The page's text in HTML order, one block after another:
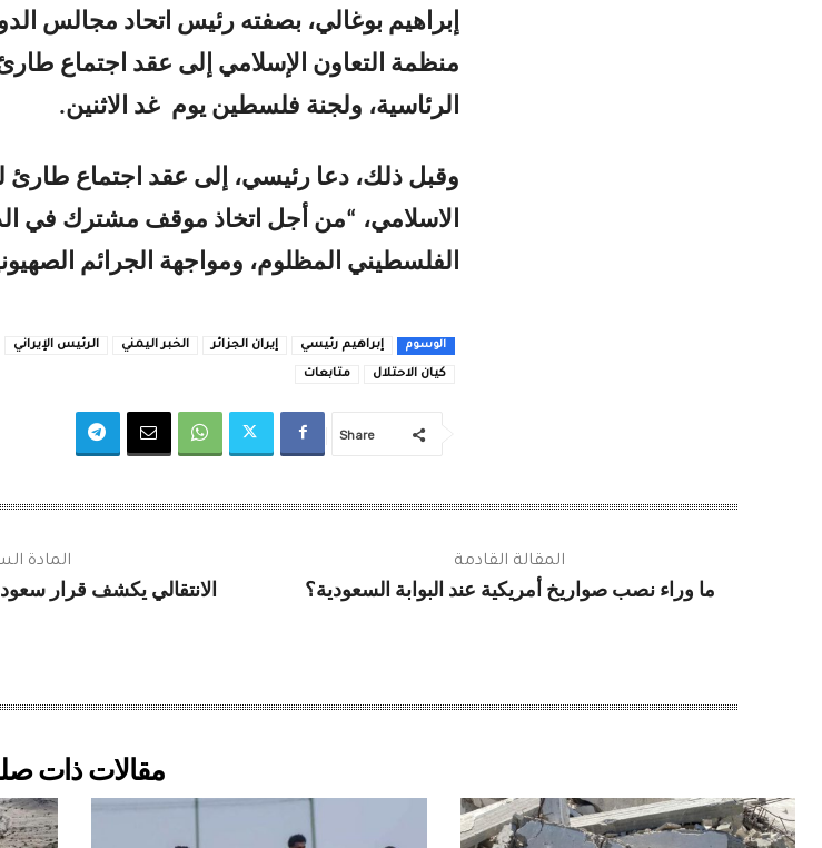
إبراهيم بوغالي، بصفته رئيس اتحاد مجالس
منظمة التعاون الإسلامي إلى عقد اجتماع طارئ
الرئاسية، ولجنة فلسطين يوم غد الاثنين.
وقبل ذلك، دعا رئيسي، إلى عقد اجتماع طارئ
الاسلامي، “من أجل اتخاذ موقف مشترك في
الفلسطيني المظلوم، ومواجهة الجرائم
الوسوم إبراهيم رئيسي إيران الجزائر الخبر اليمني الرئيس الإيراني
كيان الاحتلال متابعات
Share
المادة
الانتقالي يكشف قرار
المقالة القادمة
ما وراء نصب صواريخ أمريكية عند البوابة السعودية؟
مقالات ذات